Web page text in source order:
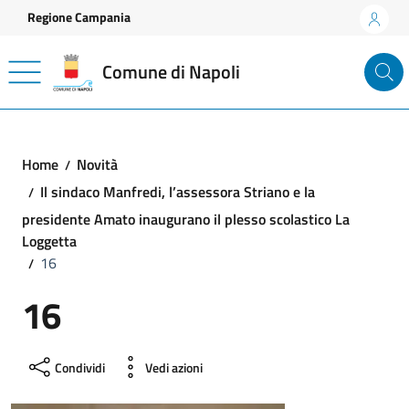
Vai ai contenuti
Vai al footer
Regione Campania
Comune di Napoli
Home
Novità
Il sindaco Manfredi, l’assessora Striano e la
presidente Amato inaugurano il plesso scolastico La
Loggetta
16
16
Condividi Vedi azioni